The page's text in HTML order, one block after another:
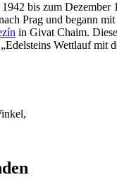
bis zum Dezember
Prag und begann
in Givat Chaim.
„Edelsteins Wettlauf mit